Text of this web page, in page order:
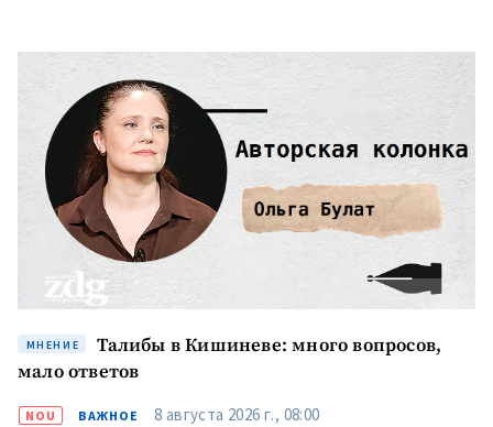
МНЕНИЕ
Талибы в Кишиневе: много вопросов,
мало ответов
NOU ВАЖНОЕ 8 августа 2026 г., 08:00